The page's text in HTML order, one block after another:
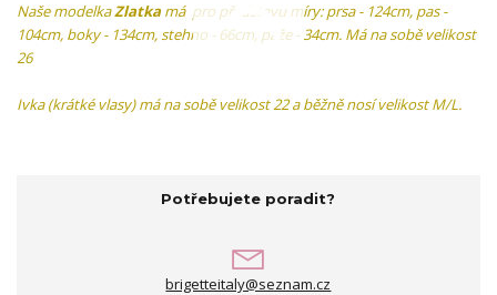
Naše modelkaZlatkamá pro představu míry: prsa - 124cm, pas -
104cm, boky - 134cm, stehno - 66cm, paže - 34cm. Má na sobě velikost
26
Ivka (krátké vlasy) má na sobě velikost 22 a běžně nosí velikost M/L.
Potřebujete poradit?
brigetteitaly@seznam.cz